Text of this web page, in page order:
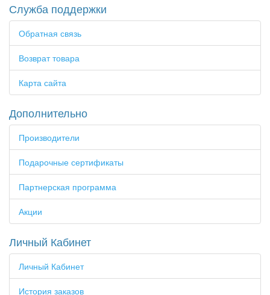
Служба поддержки
Обратная связь
Возврат товара
Карта сайта
Дополнительно
Производители
Подарочные сертификаты
Партнерская программа
Акции
Личный Кабинет
Личный Кабинет
История заказов